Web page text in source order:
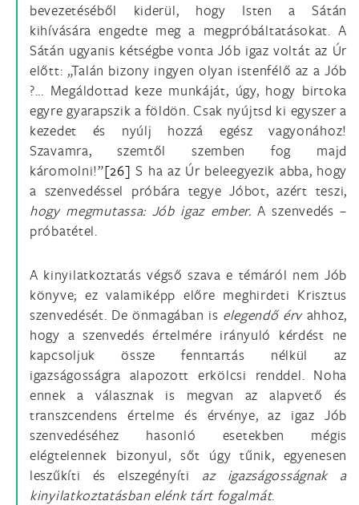
bevezetéséből kiderül, hogy Isten a Sátán
kihívására engedte meg a megpróbáltatásokat. A
Sátán ugyanis kétségbe vonta Jób igaz voltát az Úr
előtt: „Talán bizony ingyen olyan istenfélő az a Jób
?... Megáldottad keze munkáját, úgy, hogy birtoka
egyre gyarapszik a földön. Csak nyújtsd ki egyszer a
kezedet és nyúlj hozzá egész vagyonához!
Szavamra, szemtől szemben fog majd
káromolni!”[26] S ha az Úr beleegyezik abba, hogy
a szenvedéssel próbára tegye Jóbot, azért teszi,
hogy megmutassa: Jób igaz ember. A szenvedés –
próbatétel.
A kinyilatkoztatás végső szava e témáról nem Jób
könyve; ez valamiképp előre meghirdeti Krisztus
szenvedését. De önmagában is elegendő érvahhoz,
hogy a szenvedés értelmére irányuló kérdést ne
kapcsoljuk össze fenntartás nélkül az
igazságosságra alapozott erkölcsi renddel. Noha
ennek a válasznak is megvan az alapvető és
transzcendens értelme és érvénye, az igaz Jób
szenvedéséhez hasonló esetekben mégis
elégtelennek bizonyul, sőt úgy tűnik, egyenesen
leszűkíti és elszegényíti az igazságosságnak a
kinyilatkoztatásban elénk tárt fogalmát.